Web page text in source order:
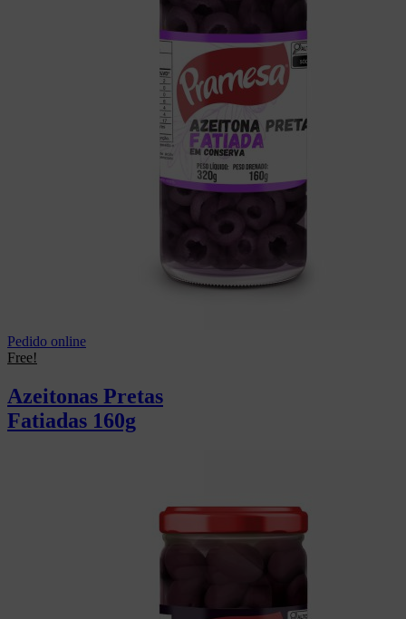
Pedido online
Free!
Azeitonas Pretas
Fatiadas 160g